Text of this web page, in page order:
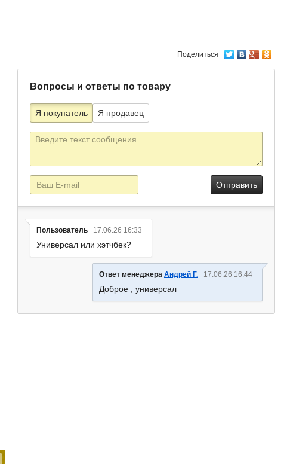
Поделиться
Вопросы и ответы по товару
Я покупатель Я продавец
Текст
E-
mail
Пользователь 17.06.26 16:33
Универсал или хэтчбек?
Ответ менеджера Андрей Г. 17.06.26 16:44
Доброе , универсал